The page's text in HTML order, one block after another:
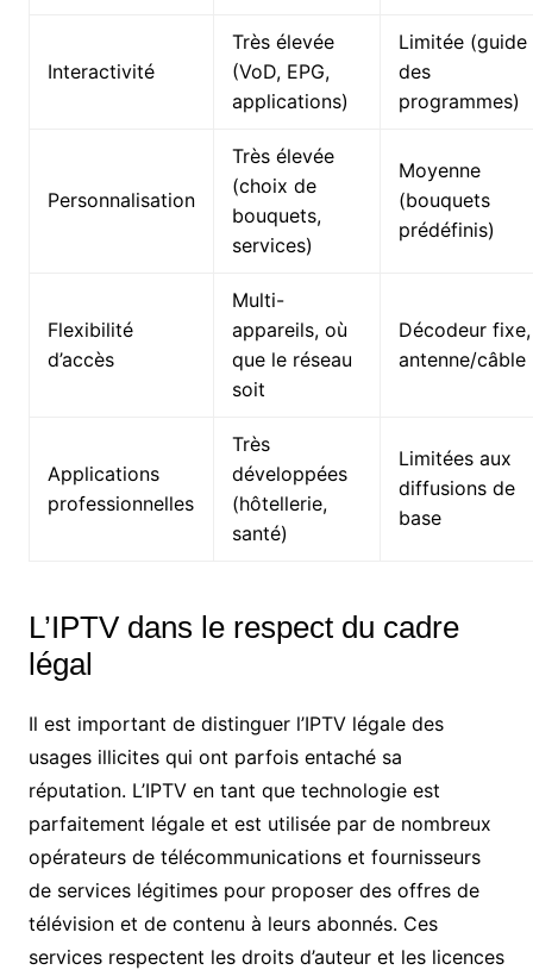
Interactivité
Très élevée
(VoD, EPG,
applications)
Limitée (guide
des
programmes)
Personnalisation
Très élevée
(choix de
bouquets,
services)
Moyenne
(bouquets
prédéfinis)
Flexibilité
d’accès
Multi-
appareils, où
que le réseau
soit
Décodeur fixe,
antenne/câble
Applications
professionnelles
Très
développées
(hôtellerie,
santé)
Limitées aux
diffusions de
base
L’IPTV dans le respect du cadre
légal
Il est important de distinguer l’IPTV légale des
usages illicites qui ont parfois entaché sa
réputation. L’IPTV en tant que technologie est
parfaitement légale et est utilisée par de nombreux
opérateurs de télécommunications et fournisseurs
de services légitimes pour proposer des offres de
télévision et de contenu à leurs abonnés. Ces
services respectent les droits d’auteur et les licences